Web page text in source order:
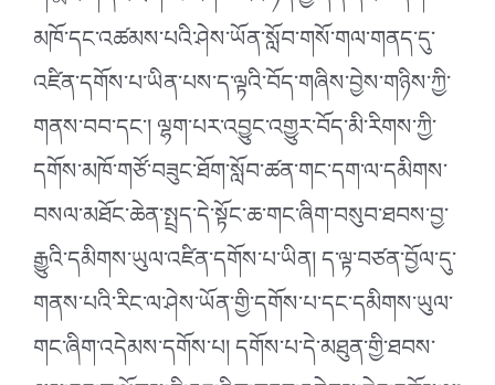
མཁོ་དང་འཚམས་པའི་ཤེས་ཡོན་སློབ་གསོ་གལ་གནད་དུ་
འཛིན་དགོས་པ་ཡིན་པས་ད་ལྟའི་བོད་གཞིས་བྱེས་གཉིས་ཀྱི་
གནས་བབ་དང༌། ལྷག་པར་འབྱུང་འགྱུར་བོད་མི་རིགས་ཀྱི་
དགོས་མཁོ་གཙོ་བཟུང་ཐོག་སློབ་ཚན་གང་དག་ལ་དམིགས་
བསལ་མཐོང་ཆེན་སྤྲད་དེ་སྟོང་ཆ་གང་ཞིག་བསུབ་ཐབས་བྱ་
རྒྱུའི་དམིགས་ཡུལ་འཛིན་དགོས་པ་ཡིན། ད་ལྟ་བཙན་བྱོལ་དུ་
གནས་པའི་རིང་ལ་ཤེས་ཡོན་གྱི་དགོས་པ་དང་དམིགས་ཡུལ་
གང་ཞིག་འདེམས་དགོས་པ། དགོས་པ་དེ་མཐུན་གྱི་ཐབས་